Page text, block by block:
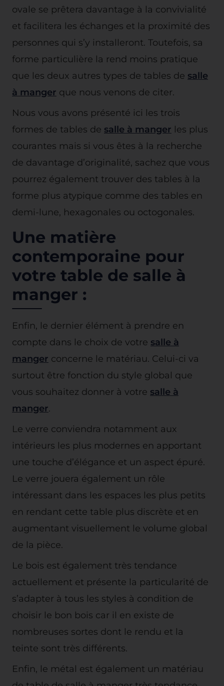
ovale se prêtera davantage à la convivialité
et facilitera les échanges et la proximité des
personnes qui s’y installeront. Toutefois, sa
forme particulière la rend moins pratique
que les deux autres types de tables de salle
à manger que nous venons de citer.
Nous vous avons présenté ici les trois
formes de tables de salle à manger les plus
courantes mais si vous êtes à la recherche
de davantage d’originalité, sachez que vous
pourrez également trouver des tables à la
forme plus atypique comme des tables en
demi-lune, hexagonales ou octogonales.
Une matière
contemporaine pour
votre table de salle à
manger :
Enfin, le dernier élément à prendre en
compte dans le choix de votre salle à
manger concerne le matériau. Celui-ci va
surtout être fonction du style global que
vous souhaitez donner à votre salle à
manger.
Le verre conviendra notamment aux
intérieurs les plus modernes en apportant
une touche d’élégance et un aspect épuré.
Le verre jouera également un rôle
intéressant dans les espaces les plus petits
en rendant cette table plus discrète et en
augmentant visuellement le volume global
de la pièce.
Le bois est également très tendance
actuellement et présente la particularité de
s’adapter à tous les styles à condition de
choisir le bon bois car il en existe de
nombreuses sortes dont le rendu et la
teinte sont très différents.
Enfin, le métal est également un matériau